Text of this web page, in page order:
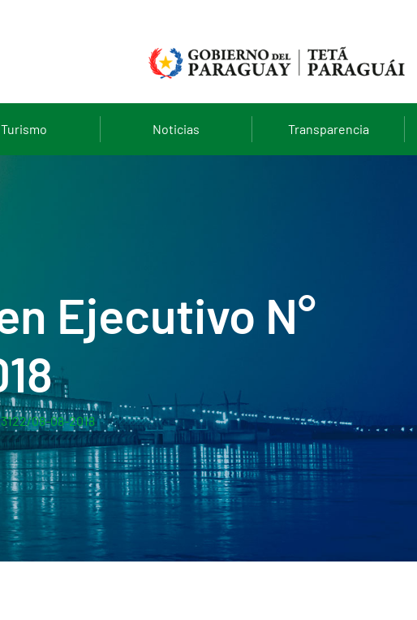
Turismo Noticias Transparencia
Ejecutivo N°
08-08-2018